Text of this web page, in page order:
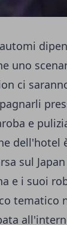
uno
ci
e
dell'hotel
sul
e i suoi
tematico